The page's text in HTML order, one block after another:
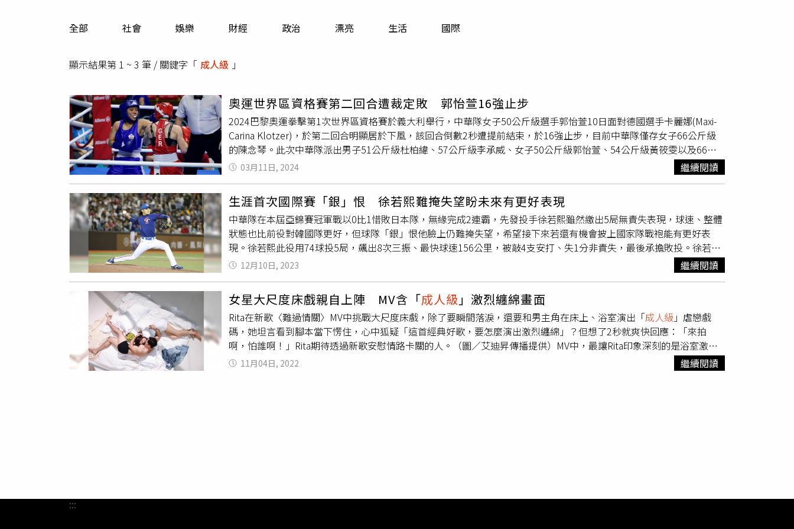
運勢
全部 社會 娛樂 財經 政治 漂亮 生活 國際
顯示結果第 1 ~ 3 筆 / 關鍵字「 成人級 」
奧運世界區資格賽第二回合遭裁定敗 郭怡萱16強止步
2024巴黎奧運拳擊第1次世界區資格賽於義大利舉行，中華隊女子50公斤級選手郭怡萱10日面對德國選手卡麗娜(Maxi-
Carina Klotzer)，於第二回合明顯居於下風，該回合倒數2秒遭提前結束，於16強止步，目前中華隊僅存女子66公斤級
的陳念琴。此次中華隊派出男子51公斤級杜柏緯、57公斤級李承威、女子50公斤級郭怡萱、54公斤級黃筱雯以及66公
斤級陳念琴，都已相繼淘汰，11日賽程最後一天，陳念琴若8晉4成功，就能獲得奧運參賽席次，其餘淘汰的成員，5月
底在曼谷舉行的第2次世界區資格賽是最後機會。卡麗娜全場保持主動趨前壓迫，第一回合單拍出拳居多，郭怡萱最初
還能通過換拳與迎擊閃躲打中對方，但第二回合 卡麗娜加大壓迫力道，郭怡萱數次被對方直拳命中，倒數1分20秒時被
讀秒。郭怡萱雖握拳示意還能再戰，劣勢仍未扭轉，卡麗娜增加組合拳頻率，郭怡萱未能呈現有效反擊態勢，剩2秒結
束該回合時，裁判叫停比賽，最終以裁判裁定落敗（RSC）無緣8強。作為清大大一新鮮人的郭怡萱，是此次中華隊參賽
選手中年紀最小，今年8月要滿19歲，首次 成人級國際賽，就是奧運資格賽，且身高僅150公分，原本不太被看好，但她
連兩輪拿下勝利，直到遇上經驗較佳的卡麗娜，才被擋在8強門外。郭怡萱指導教練柯文明表示，第二回合戰術執行有
點落差，「應該採取定點攻擊，她可能比較緊張一點，對方出拳都沒閃躲，裁判看情況就中止比賽，其實應該能繼續下
回合的。這樣的表現不錯，就是需要經驗，這孩子未來還是有機會的。」結束奧運資格賽賽程後，回國還有一場U22國
手選拔，郭怡萱符合選拔資格，但柯文明表示，還在評估參賽與否。11日是奧運資格賽最後一天，此次不打冠亞賽，只
到4強出爐就結束，陳念琴將與烏克蘭選手安娜絲塔西亞(Anastasiia Chernokolenko)爭奪巴黎奧運的參賽門票。
03月11日, 2024 繼續閱讀
生涯首次國際賽「銀」恨 徐若熙難掩失望盼未來有更好表現
中華隊在本屆亞錦賽冠軍戰以0比1惜敗日本隊，無緣完成2連霸，先發投手徐若熙雖然繳出5局無責失表現，球速、整體
狀態也比前役對韓國隊更好，但球隊「銀」恨他臉上仍難掩失望，希望接下來若還有機會披上國家隊戰袍能有更好表
現。徐若熙此役用74球投5局，飆出8次三振、最快球速156公里，被敲4支安打、失1分非責失，最後承擔敗投。徐若熙
表示，今天站上投手丘時還是跟自己說照平常時去投，不去想結局，相較於球速，現在他更看重投球內容。4局下日本
隊猪原隆雅打出投手方向高彈跳球，徐若熙跳起來試圖處理，落地時有點去拉到腳，換半局時走路有點一跛一跛，但他
5局仍續投，「我覺得沒有影響到投球，沒有大礙。」生涯首次
國際賽「銀」恨，徐若熙坦言會覺得可惜，「希
望下次國際賽還可以更好，因為已經過了，接下來就是明年賽季、甚至是明年12強。」他也提到這次亞錦賽收穫，「心
態上不能跟一軍丟時有落差，要平常心去面對打者。」徐若熙認為，能夠披上中華隊球衣一起為國家打拚是緣分，大家
不分來自業餘、職業，相處下來氣氛都很好，希望大家回到母隊後繼續加強不足之處。
12月10日, 2023 繼續閱讀
女星大尺度床戲親自上陣 MV含「成人級 」激烈纏綿畫面
Rita在新歌〈難過情關〉MV中挑戰大尺度床戲，除了要瞬間落淚，還要和男主角在床上、浴室演出「成人級 」虐戀戲
碼，她坦言看到腳本當下愣住，心中狐疑「這首經典好歌，要怎麼演出激烈纏綿」？但想了2秒就爽快回應：「來拍
啊，怕誰啊！」Rita期待透過新歌安慰情路卡關的人。（圖／艾迪昇傳播提供）MV中，最讓Rita印象深刻的是浴室激情
戲，因導演只交代說：「等等Rita要把男生壁咚，其他自由發揮。」語畢便立即清場，讓她不知所措，和男主角在浴室
裡面面相覷，後來心想拖下去也不是辦法，「畢竟對方也怕會占我便宜，倒不如我直接講開，跟他說我自己的尺度」，
11月04日, 2022 繼續閱讀
:::